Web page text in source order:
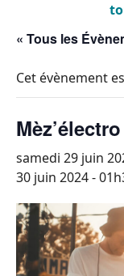
« Tous les
Cet évènement
samedi 29 juin
30 juin 2024 -